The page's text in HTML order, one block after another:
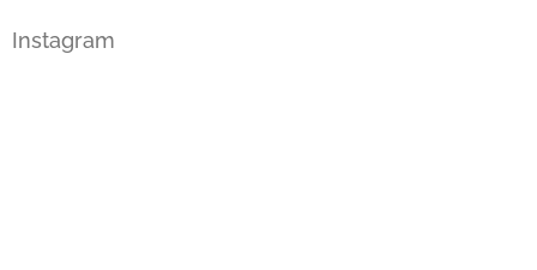
Instagram